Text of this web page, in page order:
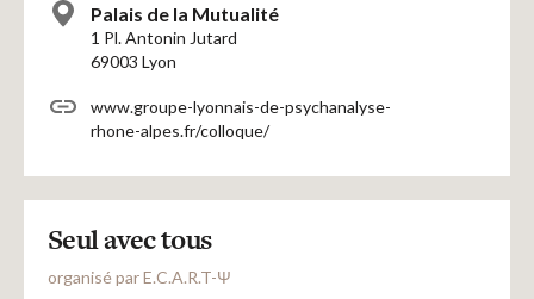
Palais de la Mutualité
1 Pl. Antonin Jutard
69003 Lyon
www.groupe-lyonnais-de-psychanalyse-
rhone-alpes.fr/colloque/
Seul avec tous
organisé par E.C.A.R.T-Ψ